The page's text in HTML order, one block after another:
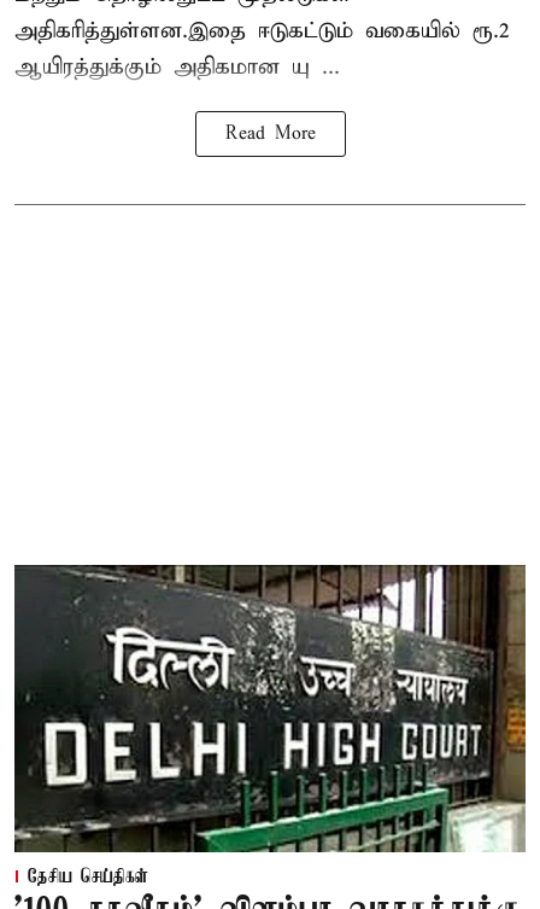
அதிகரித்துள்ளன.இதை ஈடுகட்டும் வகையில் ரூ.2
ஆயிரத்துக்கும் அதிகமான யு ...
Read More
தேசிய செய்திகள்